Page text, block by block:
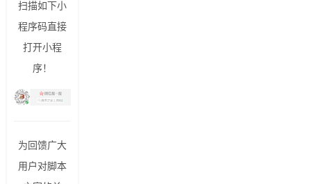
扫描如下小
程序码直接
打开小程
序！
为回馈广大
用户对脚本